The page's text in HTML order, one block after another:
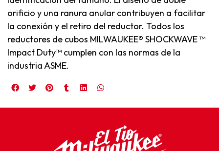
orificio y una ranura anular contribuyen a facilitar
la conexión y el retiro del reductor. Todos los
reductores de cubos MILWAUKEE® SHOCKWAVE ™
Impact Duty™ cumplen con las normas de la
industria ASME.